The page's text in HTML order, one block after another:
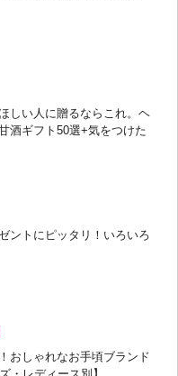
しい人に贈るならこれ。ヘ
酒ギフト50選+気をつけた
ントにピッタリ！いろいろ
おしゃれなお手頃ブランド